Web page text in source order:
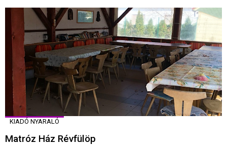
KIADÓ NYARALÓ
Matróz Ház Révfülöp